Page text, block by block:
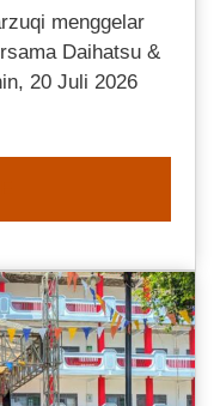
menggelar
Daihatsu &
20 Juli 2026